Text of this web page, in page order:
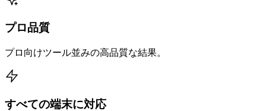
プロ品質
プロ向けツール並みの高品質な結果。
すべての端末に対応